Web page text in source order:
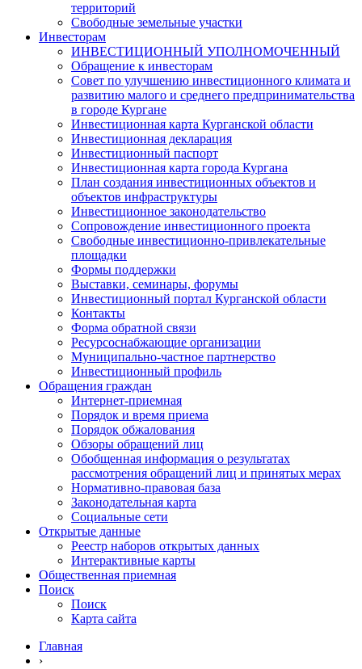
территорий
Свободные земельные участки
Инвесторам
ИНВЕСТИЦИОННЫЙ УПОЛНОМОЧЕННЫЙ
Обращение к инвесторам
Совет по улучшению инвестиционного климата и
развитию малого и среднего предпринимательства
в городе Кургане
Инвестиционная карта Курганской области
Инвестиционная декларация
Инвестиционный паспорт
Инвестиционная карта города Кургана
План создания инвестиционных объектов и
объектов инфраструктуры
Инвестиционное законодательство
Сопровождение инвестиционного проекта
Свободные инвестиционно-привлекательные
площадки
Формы поддержки
Выставки, семинары, форумы
Инвестиционный портал Курганской области
Контакты
Форма обратной связи
Ресурсоснабжающие организации
Муниципально-частное партнерство
Инвестиционный профиль
Обращения граждан
Интернет-приемная
Порядок и время приема
Порядок обжалования
Обзоры обращений лиц
Обобщенная информация о результатах
рассмотрения обращений лиц и принятых мерах
Нормативно-правовая база
Законодательная карта
Социальные сети
Открытые данные
Реестр наборов открытых данных
Интерактивные карты
Общественная приемная
Поиск
Поиск
Карта сайта
Главная
›